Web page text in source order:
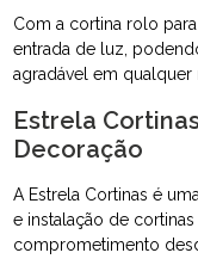
Com a cortina rolo
entrada de luz,
agradável em qualquer
Estrela
Decoração
A Estrela Cortinas é
e instalação de
comprometimento